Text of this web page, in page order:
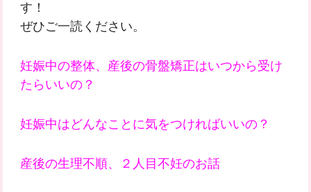
す！
ぜひご一読ください。
妊娠中の整体、産後の骨盤矯正はいつから受け
たらいいの？
妊娠中はどんなことに気をつければいいの？
産後の生理不順、２人目不妊のお話